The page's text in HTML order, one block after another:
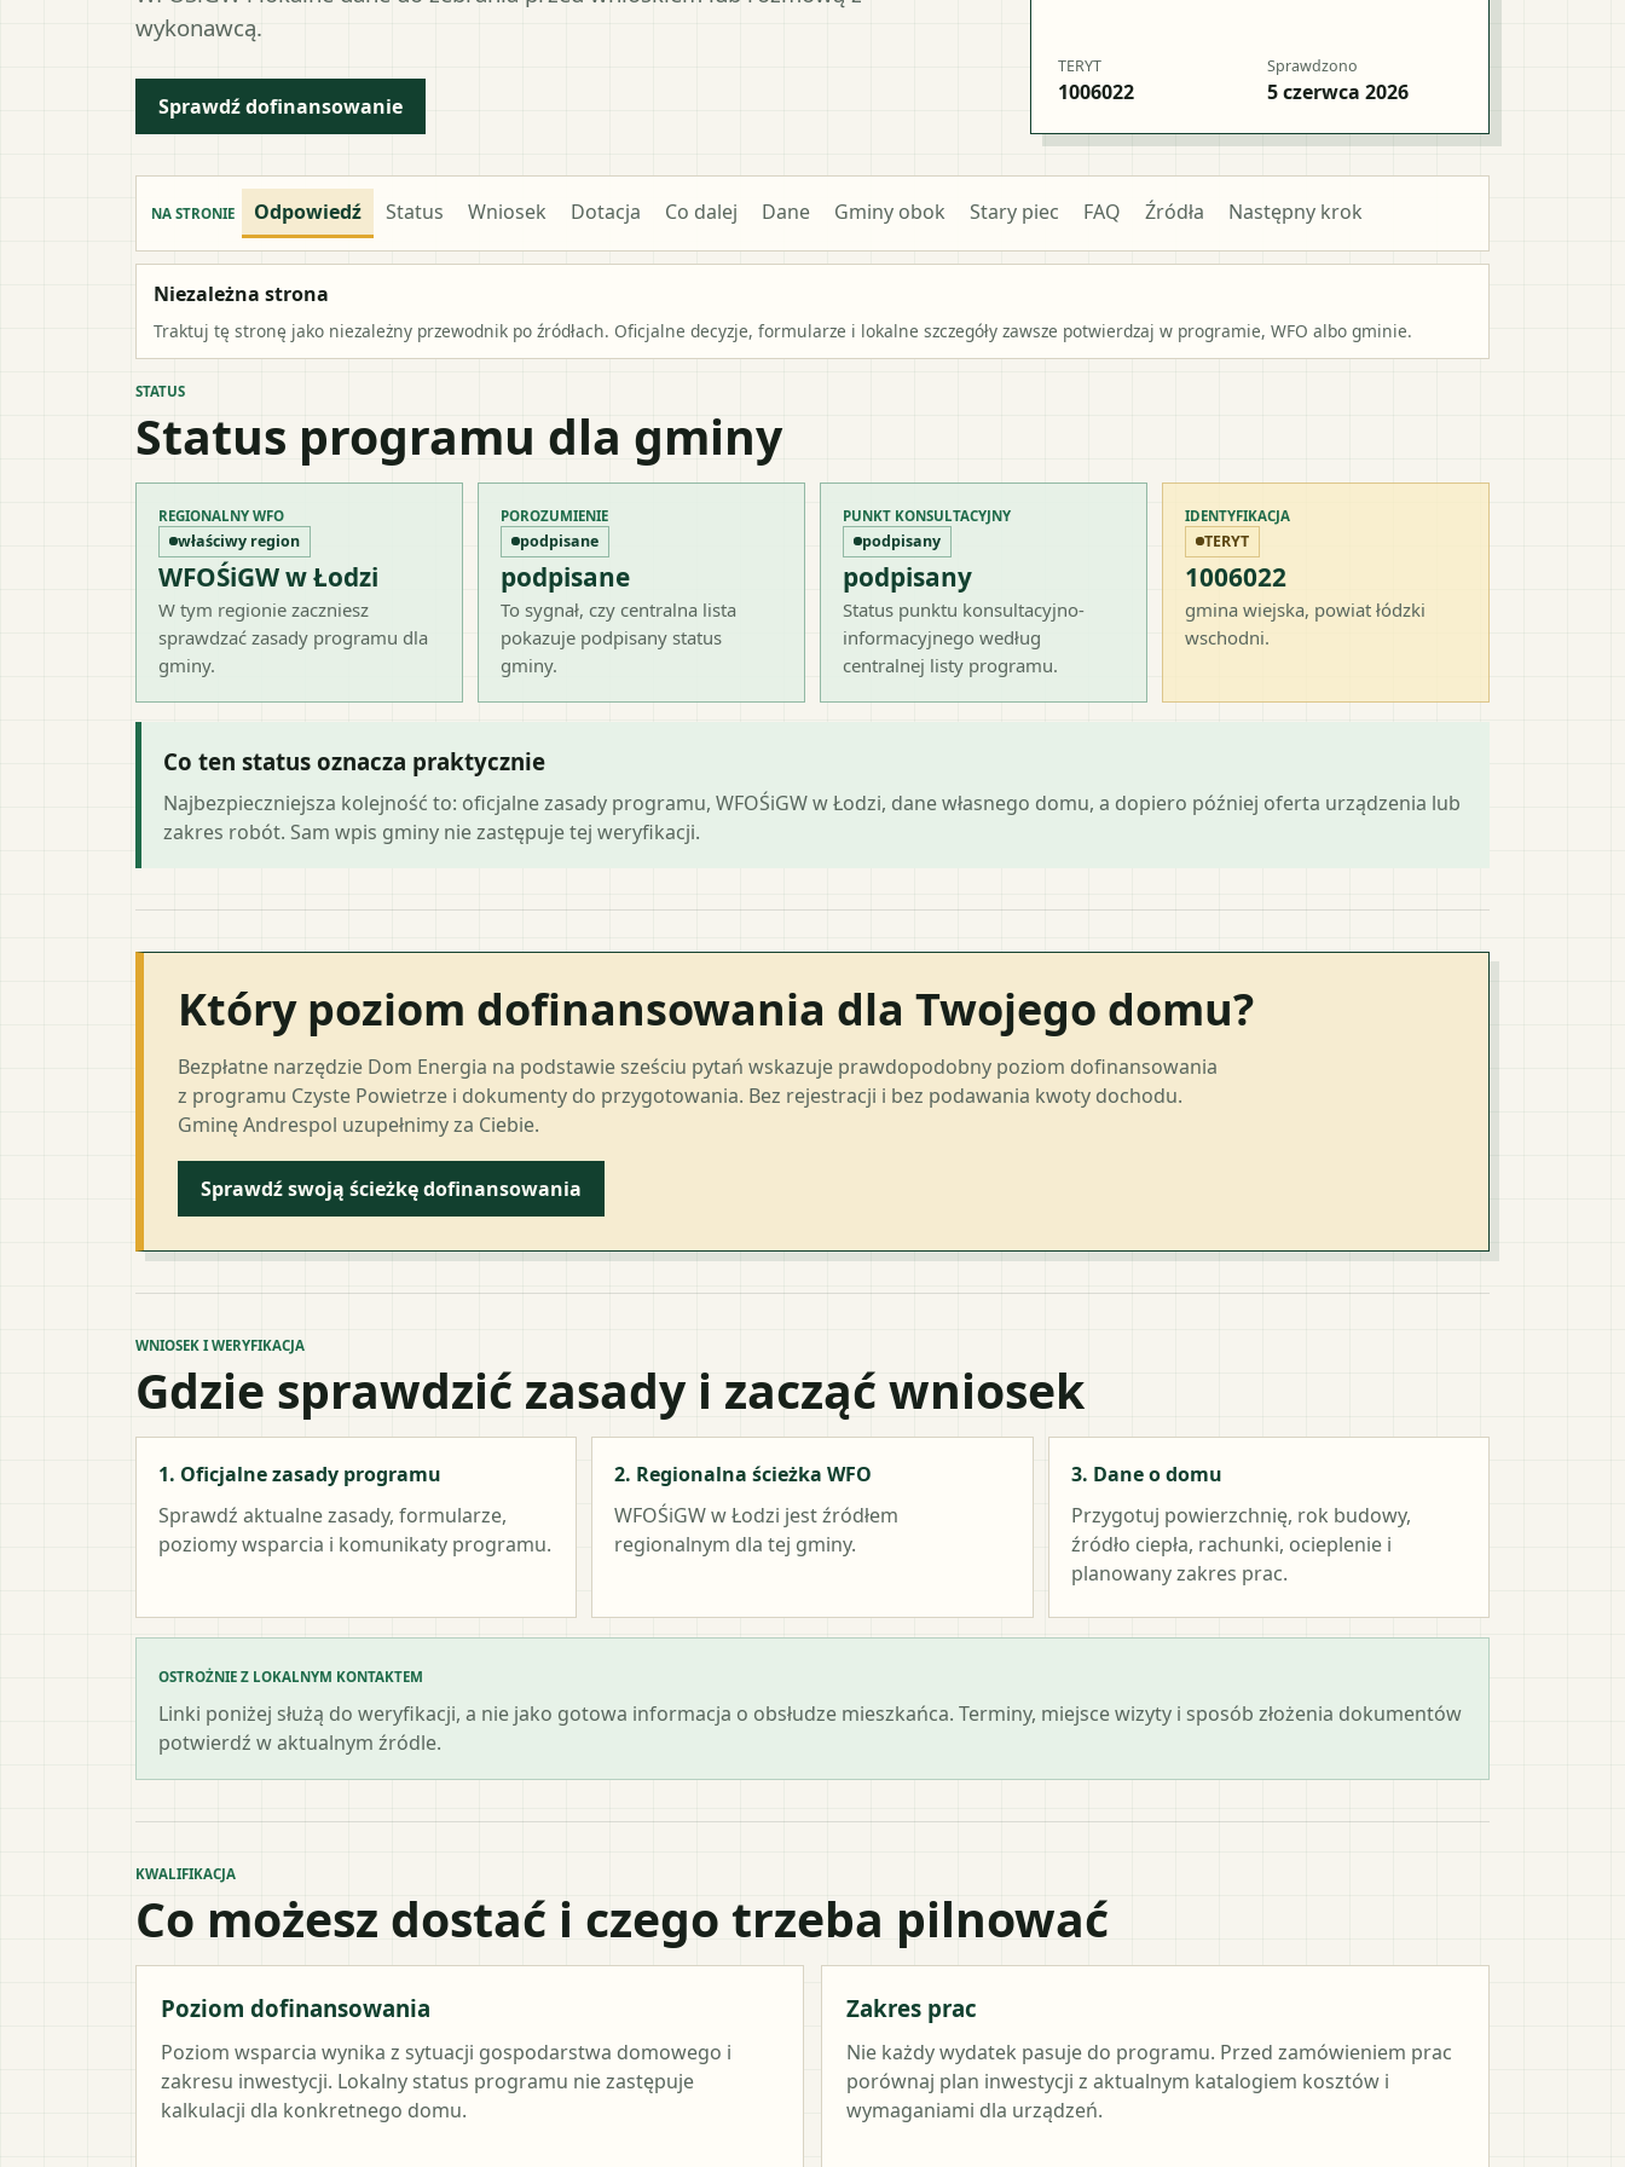
wykonawcą.
Sprawdź dofinansowanie
TERYT
1006022
Sprawdzono
5 czerwca 2026
NA STRONIE Odpowiedź Status Wniosek Dotacja Co dalej Dane Gminy obok Stary piec FAQ Źródła Następny krok
Niezależna strona
Traktuj tę stronę jako niezależny przewodnik po źródłach. Oficjalne decyzje, formularze i lokalne szczegóły zawsze potwierdzaj w programie, WFO albo gminie.
STATUS
Status programu dla gminy
REGIONALNY WFO
właściwy region
WFOŚiGW w Łodzi
W tym regionie zaczniesz
sprawdzać zasady programu dla
gminy.
POROZUMIENIE
podpisane
podpisane
To sygnał, czy centralna lista
pokazuje podpisany status
gminy.
PUNKT KONSULTACYJNY
podpisany
podpisany
Status punktu konsultacyjno-
informacyjnego według
centralnej listy programu.
IDENTYFIKACJA
TERYT
1006022
gmina wiejska, powiat łódzki
wschodni.
Co ten status oznacza praktycznie
Najbezpieczniejsza kolejność to: oficjalne zasady programu, WFOŚiGW w Łodzi, dane własnego domu, a dopiero później oferta urządzenia lub
zakres robót. Sam wpis gminy nie zastępuje tej weryfikacji.
Który poziom dofinansowania dla Twojego domu?
Bezpłatne narzędzie Dom Energia na podstawie sześciu pytań wskazuje prawdopodobny poziom dofinansowania
z programu Czyste Powietrze i dokumenty do przygotowania. Bez rejestracji i bez podawania kwoty dochodu.
Gminę Andrespol uzupełnimy za Ciebie.
Sprawdź swoją ścieżkę dofinansowania
WNIOSEK I WERYFIKACJA
Gdzie sprawdzić zasady i zacząć wniosek
1. Oficjalne zasady programu
Sprawdź aktualne zasady, formularze,
poziomy wsparcia i komunikaty programu.
2. Regionalna ścieżka WFO
WFOŚiGW w Łodzi jest źródłem
regionalnym dla tej gminy.
3. Dane o domu
Przygotuj powierzchnię, rok budowy,
źródło ciepła, rachunki, ocieplenie i
planowany zakres prac.
OSTROŻNIE Z LOKALNYM KONTAKTEM
Linki poniżej służą do weryfikacji, a nie jako gotowa informacja o obsłudze mieszkańca. Terminy, miejsce wizyty i sposób złożenia dokumentów
potwierdź w aktualnym źródle.
KWALIFIKACJA
Co możesz dostać i czego trzeba pilnować
Poziom dofinansowania
Poziom wsparcia wynika z sytuacji gospodarstwa domowego i
zakresu inwestycji. Lokalny status programu nie zastępuje
kalkulacji dla konkretnego domu.
Zakres prac
Nie każdy wydatek pasuje do programu. Przed zamówieniem prac
porównaj plan inwestycji z aktualnym katalogiem kosztów i
wymaganiami dla urządzeń.